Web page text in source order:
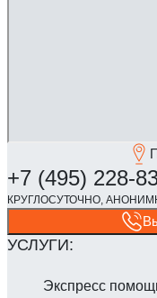
Экспресс